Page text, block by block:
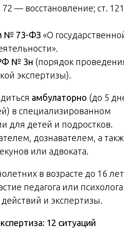
72 — восстановление; ст.
№ 73-ФЗ «О
№ 3н (порядок
экспертизы).
амбулаторно (до 5
в специализированном
для детей и подростков.
дознавателем, а
или адвоката.
в возрасте до 16 лет
педагога или
и экспертизы.
12 ситуаций